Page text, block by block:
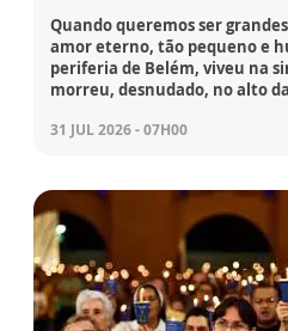
Quando queremos ser
amor eterno, tão pequeno e
periferia de Belém, viveu na
morreu, desnudado, no alto
31 JUL 2026 - 07H00